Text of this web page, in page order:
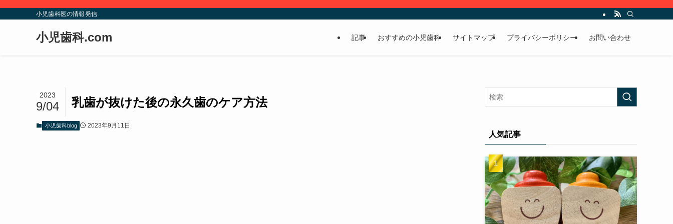
小児歯科医の情報発信
小児歯科.com 記事 おすすめの小児歯科 サイトマップ プライバシーポリシー お問い合わせ
乳歯が抜けた後の永久歯のケア方法
2023
9/04
小児歯科blog 2023年9月11日
人気記事